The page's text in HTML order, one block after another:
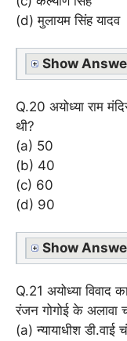
(d) मुलायम सिंह यादव
Show
Q.20 अयोध्या राम
थी?
(a) 50
(b) 40
(c) 60
(d) 90
Show
Q.21 अयोध्या विवाद
रंजन गोगोई के
(a) न्यायाधीश डी.वाई